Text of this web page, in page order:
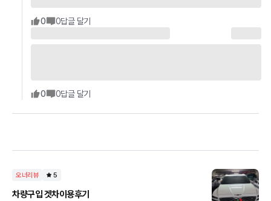
0 0답글 달기
0 0답글 달기
오너리뷰 5
차량구입 겟차이용후기